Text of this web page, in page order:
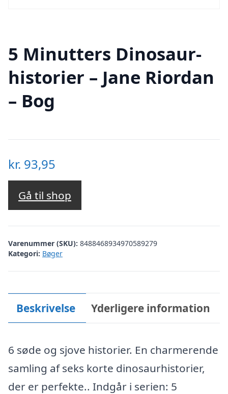
5 Minutters Dinosaur-
historier – Jane Riordan
– Bog
kr. 93,95
Gå til shop
Varenummer (SKU): 8488468934970589279
Kategori: Bøger
Beskrivelse Yderligere information
6 søde og sjove historier. En charmerende
samling af seks korte dinosaurhistorier,
der er perfekte.. Indgår i serien: 5